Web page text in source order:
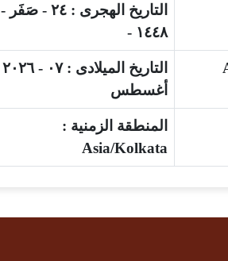
التاريخ الهجرى :
٢٤ - صَفَر -
١٤٤٨ -
التاريخ الميلادى :
أغسطس
المنطقة الزمنية :
Asia/Kolkata